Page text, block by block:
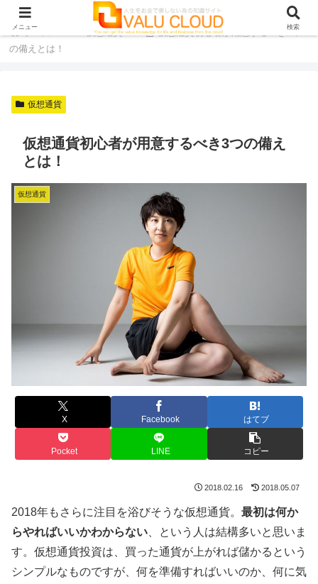
ホーム 仮想通貨
仮想通貨初心者が用意するべき3つ
の備えとは！
仮想通貨
仮想通貨初心者が用意するべき3つの備え
とは！
仮想通貨
X Facebook はてブ
Pocket LINE コピー
2018.02.16 2018.05.07
2018年もさらに注目を浴びそうな仮想通貨。 最初は何か
らやればいいかわからない 、という人は結構多いと思いま
す。仮想通貨投資は、買った通貨が上がれば儲かるという
シンプルなものですが、何を準備すればいいのか、何に気
メニュー 検索